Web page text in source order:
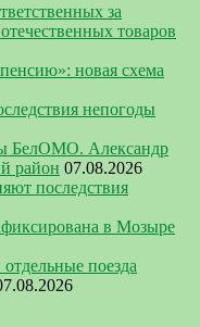
за
товаров
новая схема
непогоды
БелОМО. Александр
район 07.08.2026
последствия
в Мозыре
поезда